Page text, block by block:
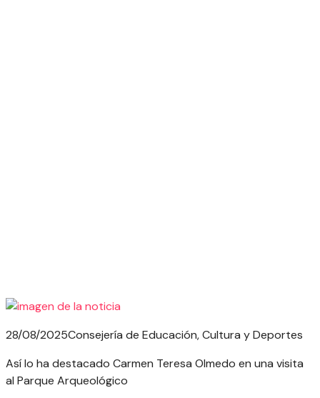
28/08/2025Consejería de Educación, Cultura y Deportes
Así lo ha destacado Carmen Teresa Olmedo en una visita
al Parque Arqueológico